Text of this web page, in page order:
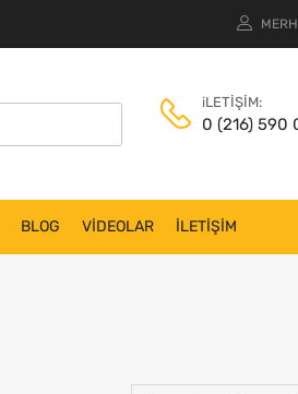
iLETİŞİM:
0 (216) 590
BLOG VİDEOLAR İLETİŞİM